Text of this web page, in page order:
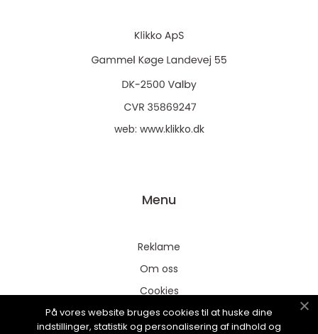
web: www.klikko.dk
Menu
Reklame
Om oss
Cookies
Kontakt Oss
På vores website bruges cookies til at huske dine
indstillinger, statistik og personalisering af indhold og